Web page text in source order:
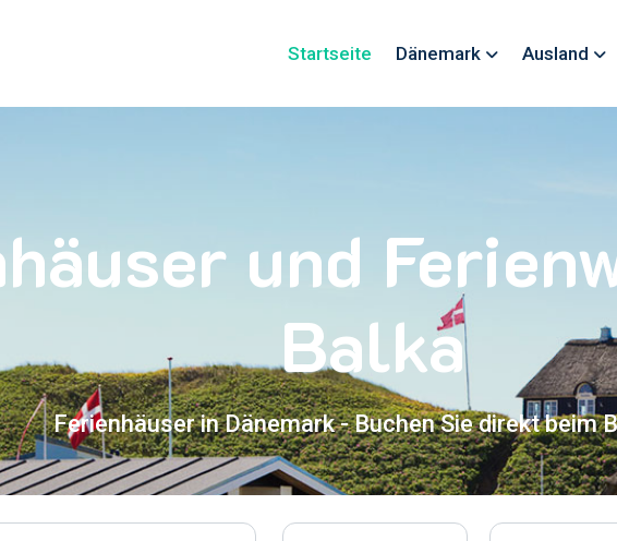
Startseite Dänemark Ausland
und
Balka
Ferienhäuser in Dänemark - Buchen Sie direkt beim